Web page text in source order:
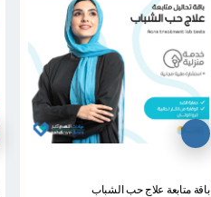
باقة متابعة علاج حب الشباب